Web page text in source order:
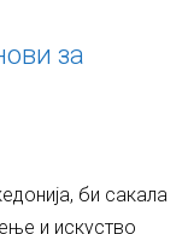
за
би сакала
и искуство